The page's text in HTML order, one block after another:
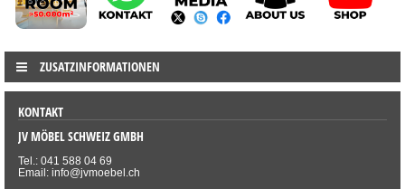
ZUSATZINFORMATIONEN
KONTAKT
JV MÖBEL SCHWEIZ GMBH
Tel.: 041 588 04 69
Email: info@jvmoebel.ch